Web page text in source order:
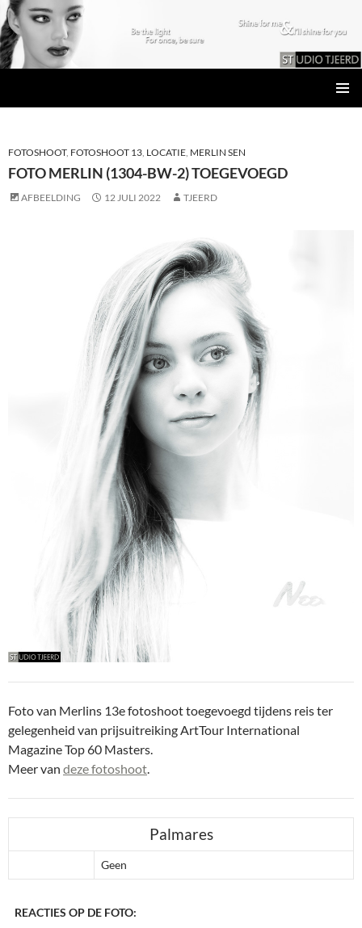
INHOUD
FOTOSHOOT, FOTOSHOOT 13, LOCATIE, MERLIN SEN
FOTO MERLIN (1304-BW-2) TOEGEVOEGD
AFBEELDING 12 JULI 2022 TJEERD
Foto van Merlins 13e fotoshoot toegevoegd tijdens reis ter
gelegenheid van prijsuitreiking ArtTour International
Magazine Top 60 Masters.
Meer van deze fotoshoot.
Palmares
Geen
REACTIES OP DE FOTO: